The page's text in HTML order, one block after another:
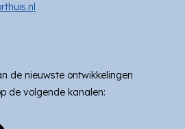
de nieuwste ontwikkelingen
de volgende kanalen: